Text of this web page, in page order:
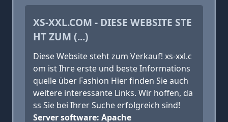
XS-XXL.COM - DIESE WEBSITE STE
HT ZUM (...)
Diese Website steht zum Verkauf! xs-xxl.c
om ist Ihre erste und beste Informations
quelle über Fashion Hier finden Sie auch
weitere interessante Links. Wir hoffen, da
ss Sie bei Ihrer Suche erfolgreich sind!
Server software: Apache